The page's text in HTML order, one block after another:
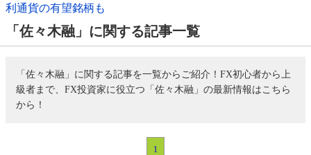
利通貨の有望銘柄も
「佐々木融」に関する記事一覧
「佐々木融」に関する記事を一覧からご紹介！FX初心者から上
級者まで、FX投資家に役立つ「佐々木融」の最新情報はこちら
から！
1